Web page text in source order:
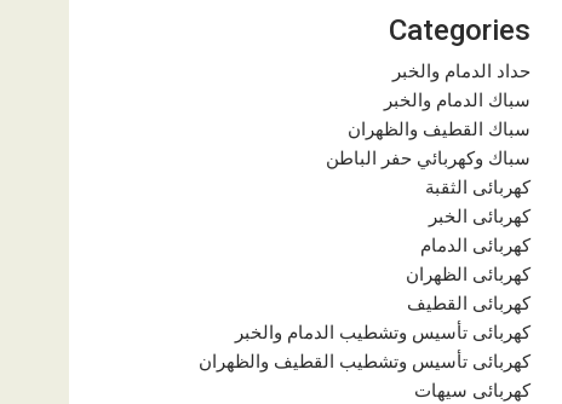
Categories
حداد الدمام والخبر
سباك الدمام والخبر
سباك القطيف والظهران
سباك وكهربائي حفر الباطن
كهربائى الثقبة
كهربائى الخبر
كهربائى الدمام
كهربائى الظهران
كهربائى القطيف
كهربائى تأسيس وتشطيب الدمام والخبر
كهربائى تأسيس وتشطيب القطيف والظهران
كهربائى سيهات